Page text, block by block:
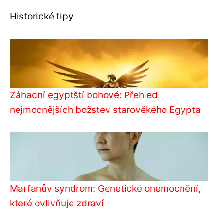
Historické tipy
Záhadní egyptští bohové: Přehled
nejmocnějších božstev starověkého Egypta
Marfanův syndrom: Genetické onemocnění,
které ovlivňuje zdraví